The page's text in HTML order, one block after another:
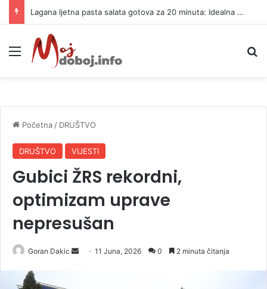
Lagana ljetna pasta salata gotova za 20 minuta: Idealna za vrele dane
Meni
Početna / DRUŠTVO
DRUŠTVO VIJESTI
Gubici ŽRS rekordni,
optimizam uprave
nepresušan
Goran Dakic 11 Juna, 2026 0 2 minuta čitanja